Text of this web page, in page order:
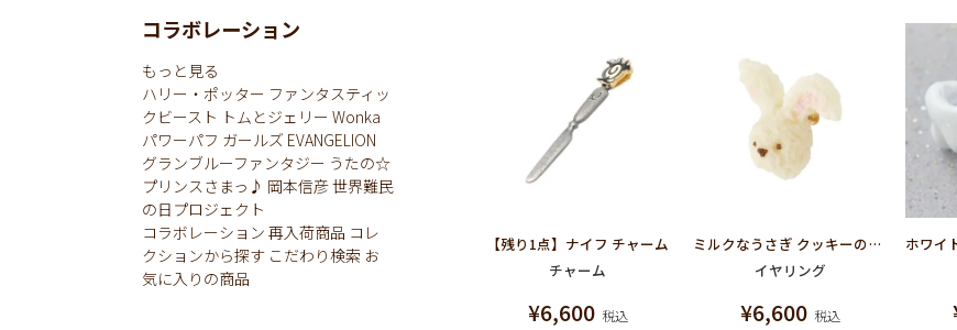
【残り1点】ナイフ チャーム
チャーム
¥6,600 税込
ミルクなうさぎ クッキーのカオ イヤリング
イヤリング
¥6,600 税込
コラボレーション
もっと見る
ハリー・ポッター ファンタスティッ
クビースト トムとジェリー Wonka
パワーパフ ガールズ EVANGELION
グランブルーファンタジー うたの☆
プリンスさまっ♪ 岡本信彦世界難民
の日プロジェクト
コラボレーション 再入荷商品 コレ
クションから探す こだわり検索 お
気に入りの商品